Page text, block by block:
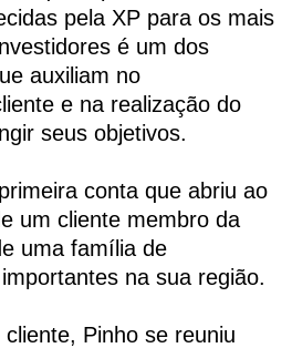
pela XP para os mais
é um dos
auxiliam no
e na realização do
seus objetivos.
conta que abriu ao
um cliente membro da
uma família de
na sua região.
Pinho se reuniu